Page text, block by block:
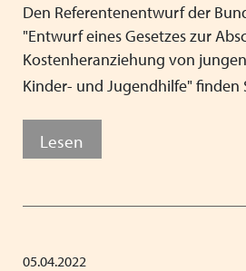
Den Referentenentwurf der
"Entwurf eines Gesetzes zur
Kostenheranziehung von
Kinder- und Jugendhilfe" finden
Lesen
05.04.2022